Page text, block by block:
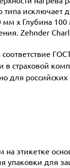
х Глубина
Zehnder
страховой
для
на этикетке
упаковки для